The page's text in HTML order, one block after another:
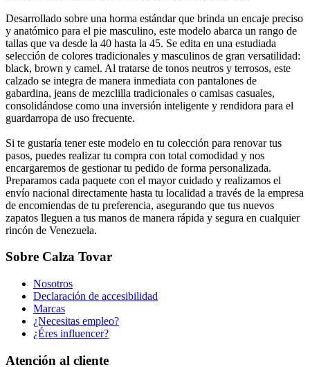
Desarrollado sobre una horma estándar que brinda un encaje preciso
y anatómico para el pie masculino, este modelo abarca un rango de
tallas que va desde la 40 hasta la 45. Se edita en una estudiada
selección de colores tradicionales y masculinos de gran versatilidad:
black, brown y camel. Al tratarse de tonos neutros y terrosos, este
calzado se integra de manera inmediata con pantalones de
gabardina, jeans de mezclilla tradicionales o camisas casuales,
consolidándose como una inversión inteligente y rendidora para el
guardarropa de uso frecuente.
Si te gustaría tener este modelo en tu colección para renovar tus
pasos, puedes realizar tu compra con total comodidad y nos
encargaremos de gestionar tu pedido de forma personalizada.
Preparamos cada paquete con el mayor cuidado y realizamos el
envío nacional directamente hasta tu localidad a través de la empresa
de encomiendas de tu preferencia, asegurando que tus nuevos
zapatos lleguen a tus manos de manera rápida y segura en cualquier
rincón de Venezuela.
Sobre Calza Tovar
Nosotros
Declaración de accesibilidad
Marcas
¿Necesitas empleo?
¿Éres influencer?
Atención al cliente